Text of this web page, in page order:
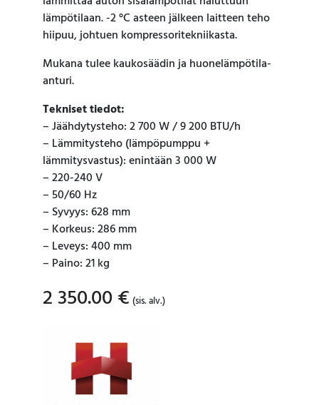
lämpötilaan. -2 °C asteen jälkeen laitteen teho
hiipuu, johtuen kompressoritekniikasta.
Mukana tulee kaukosäädin ja huonelämpötila-
anturi.
Tekniset tiedot:
– Jäähdytysteho: 2 700 W / 9 200 BTU/h
– Lämmitysteho (lämpöpumppu +
lämmitysvastus): enintään 3 000 W
– 220-240 V
– 50/60 Hz
– Syvyys: 628 mm
– Korkeus: 286 mm
– Leveys: 400 mm
– Paino: 21 kg
2 350.00 € (sis. alv.)